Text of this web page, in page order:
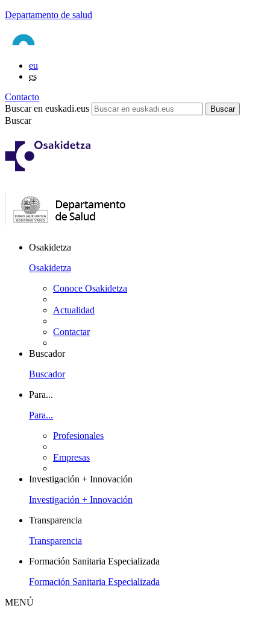
Departamento de salud
eu
es
Contacto
Buscar en euskadi.eus
Buscar
Osakidetza
Osakidetza
Conoce Osakidetza
Actualidad
Contactar
Buscador
Buscador
Para...
Para...
Profesionales
Empresas
Investigación + Innovación
Investigación + Innovación
Transparencia
Transparencia
Formación Sanitaria Especializada
Formación Sanitaria Especializada
MENÚ